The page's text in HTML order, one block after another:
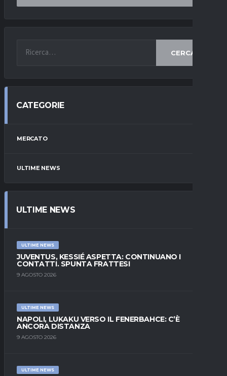
CERCA
CATEGORIE
MERCATO
ULTIME NEWS
ULTIME NEWS
ULTIME NEWS
JUVENTUS, KESSIÉ ASPETTA: CONTINUANO I
CONTATTI. SPUNTA FRATTESI
9 AGOSTO 2026
ULTIME NEWS
NAPOLI, LUKAKU VERSO IL FENERBAHCE: C’È
ANCORA DISTANZA
9 AGOSTO 2026
ULTIME NEWS